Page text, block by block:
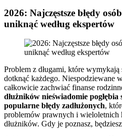
2026: Najczęstsze błędy
uniknąć według ekspertów
Problem z długami, które
dotknąć każdego. Niespodziewane
całkowicie zachwiać finanse
dłużników nieświadomie
popularne błędy zadłużonych,
problemów prawnych i wieloletnich
dłużników. Gdy je poznasz,